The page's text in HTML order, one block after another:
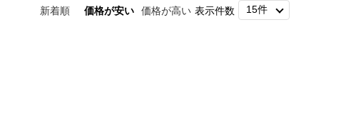
新着順 価格が安い 価格が高い 表示件数